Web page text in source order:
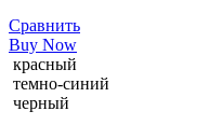
Сравнить
Buy Now
красный
темно-синий
черный